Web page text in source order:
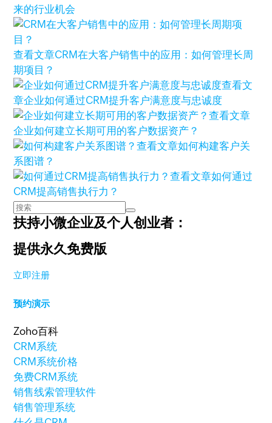
来的行业机会
查看文章CRM在大客户销售中的应用：如何管理长周
期项目？
查看文
章企业如何通过CRM提升客户满意度与忠诚度
查看文章
企业如何建立长期可用的客户数据资产？
查看文章如何构建客户关
系图谱？
查看文章如何通过
CRM提高销售执行力？
扶持小微企业及个人创业者：
提供永久免费版
立即注册
预约演示
Zoho百科
CRM系统
CRM系统价格
免费CRM系统
销售线索管理软件
销售管理系统